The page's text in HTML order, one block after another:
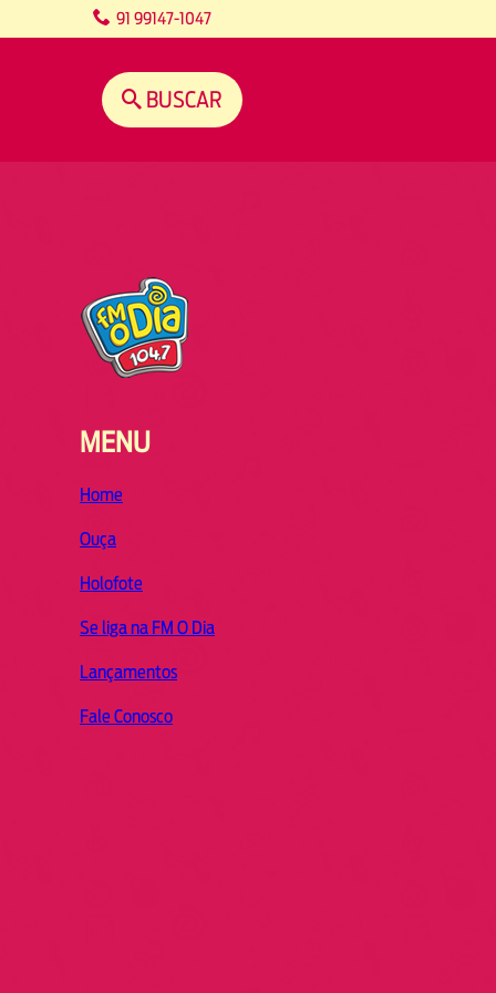
91 99147-1047
BUSCAR
MENU
Home
Ouça
Holofote
Se liga na FM O Dia
Lançamentos
Fale Conosco